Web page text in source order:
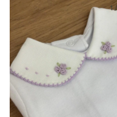
1